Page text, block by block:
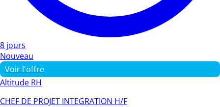
8 jours
Nouveau
Voir l'offre
Altitude RH
CHEF DE PROJET INTEGRATION H/F